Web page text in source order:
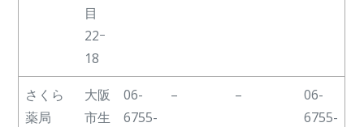
目
22ｰ
18
さくら
薬局
大阪
市生
06-
6755-
– –
06-
6755-